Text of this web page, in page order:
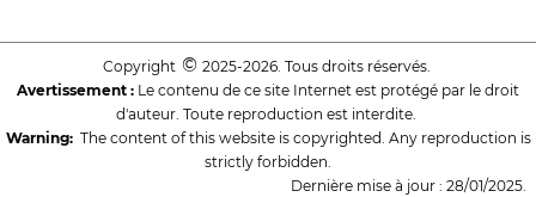
Copyright © 2025-2026. Tous droits réservés.
Avertissement : Le contenu de ce site Internet est protégé par le droit
d'auteur. Toute reproduction est interdite.
Warning: The content of this website is copyrighted. Any reproduction is
strictly forbidden.
Dernière mise à jour : 28/01/2025.